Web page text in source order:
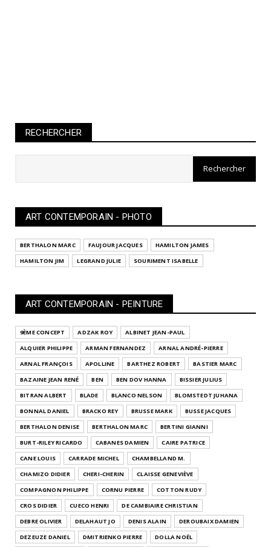
RECHERCHER
ART CONTEMPORAIN - PHOTO
BERTHALON MARC FAUJOUR JACQUES
HAMILTON JAMES
HAMILTON JIM
LEGRAND JULIE SOURIMENT ISABELLE
ART CONTEMPORAIN - PEINTURE
9ÈME CONCEPT ADZAK ROY
ALBINET JEAN-PAUL
ALQUIER PHILIPPE
ARMAN FERNANDEZ
ARNAL ANDRÉ-PIERRE
ARNAL FRANÇOIS
APOLLINE BARTHEZ ROBERT
BASTIER MARC
BAZAINE JEAN RENÉ
BEN BEN DOV HANNA
BISSIER JULIUS
BITRAN ALBERT
BLADE BLANCO NELSON
BLOMSTEDT JUHANA
BONNAL DANIEL
BRACKO REY BRUSSE MARK
BUSSE JACQUES
BERTHALON DENISE
BERTHALON MARC
BERTINI GIANNI
BURT-RILEY RICARDO
CABANES DAMIEN
CAIRE PATRICE
CANE LOUIS
CARRADE MICHEL
CHAMBELLAND M.
CHAMIZO DIDIER
CHERI-CHERIN
CLAISSE GENEVIÈVE
COMPAGNON PHILIPPE
CORNU PIERRE
COTTON RUDY
CROS DIDIER
CUECO HENRI
DE CAMBIAIRE CHRISTIAN
DEBRE OLIVIER
DELAHAUT JO DENIS ALAIN
DEROUBAIX DAMIEN
DEZEUZE DANIEL
DMITRIENKO PIERRE
DOLLA NOËL